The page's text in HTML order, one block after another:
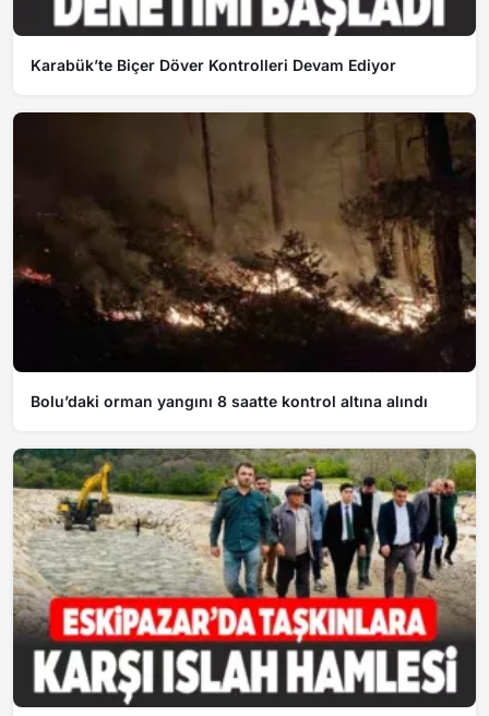
Karabük’te Biçer Döver Kontrolleri Devam Ediyor
Bolu’daki orman yangını 8 saatte kontrol altına alındı